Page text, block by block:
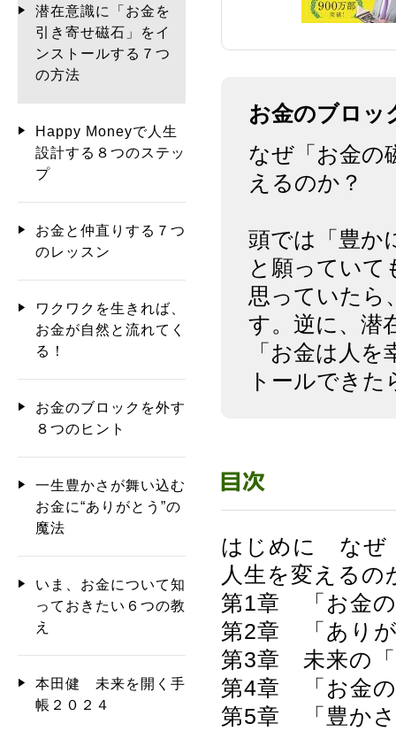
お金のブロッ
なぜ「お金の
えるのか？
頭では「豊か
と願っていて
思っていたら
す。逆に、潜
「お金は人
トールでき
はじめに なぜ
人生を変えるの
第1章 「お金
第2章 「ありが
第3章 未来の「
第4章 「お金
第5章 「豊かさ
潜在意識に「お金を
引き寄せ磁石」をイ
ンストールする７つ
の方法
Happy Moneyで人生
設計する８つのステッ
プ
お金と仲直りする７つ
のレッスン
ワクワクを生きれば、
お金が自然と流れてく
る！
お金のブロックを外す
８つのヒント
一生豊かさが舞い込む
お金に“ありがとう”の
魔法
いま、お金について知
っておきたい６つの教
え
本田健 未来を開く手
帳２０２４